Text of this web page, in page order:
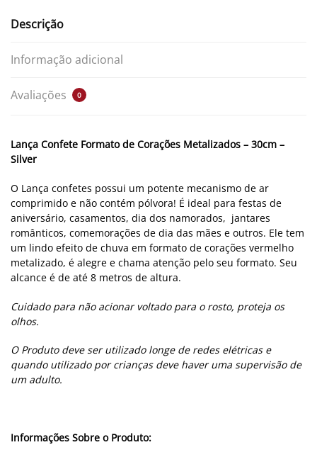
Descrição
Informação adicional
Avaliações 0
Lança Confete Formato de Corações Metalizados – 30cm –
Silver
O Lança confetes possui um potente mecanismo de ar
comprimido e não contém pólvora! É ideal para festas de
aniversário, casamentos, dia dos namorados, jantares
românticos, comemorações de dia das mães e outros. Ele tem
um lindo efeito de chuva em formato de corações vermelho
metalizado, é alegre e chama atenção pelo seu formato. Seu
alcance é de até 8 metros de altura.
Cuidado para não acionar voltado para o rosto, proteja os
olhos.
O Produto deve ser utilizado longe de redes elétricas e
quando utilizado por crianças deve haver uma supervisão de
um adulto.
Informações Sobre o Produto: